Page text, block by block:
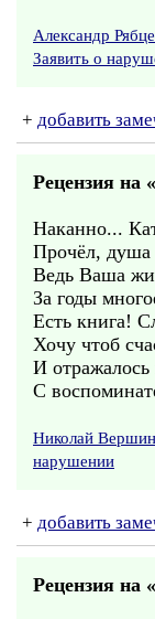
Александр
Заявить о
+ добавить
Рецензия на «
Наканно...
Прочёл, душа
Ведь Ваша
За годы
Есть книга!
Хочу чтоб
И
С
Николай
нарушении
+ добавить
Рецензия на «